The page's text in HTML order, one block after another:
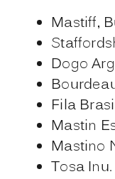
Mastiff,
Dogo
Fila
Mastin
Mastino
Tosa Inu.